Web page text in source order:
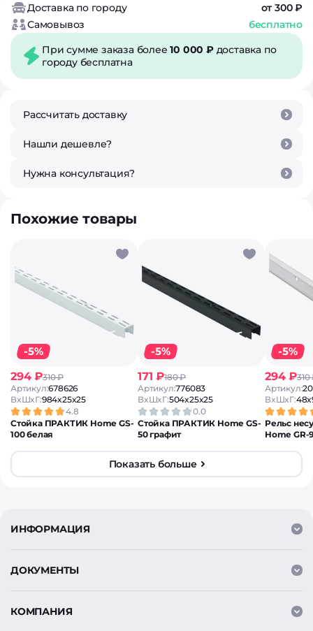
Доставка по городу
от 300 ₽
Самовывоз
бесплатно
При сумме заказа более10 000 ₽доставка по
городу бесплатна
Рассчитать доставку
Нашли дешевле?
Нужна консультация?
Похожие товары
-5%
294 ₽310 ₽
Артикул:678626
ВxШxГ:984x25x25
4.8
Стойка ПРАКТИК Home GS-
100 белая
-5%
171 ₽180 ₽
Артикул:776083
ВxШxГ:504x25x25
0.0
Стойка ПРАКТИК Home GS-
50 графит
-5%
294 ₽310
Артикул:
ВxШxГ:
Рельс
Home
Показать больше
ИНФОРМАЦИЯ
ДОКУМЕНТЫ
КОМПАНИЯ